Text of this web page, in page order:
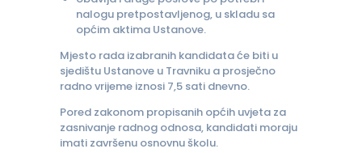
nalogu pretpostavljenog, u skladu sa
općim aktima Ustanove.
Mjesto rada izabranih kandidata će biti u
sjedištu Ustanove u Travniku a prosječno
radno vrijeme iznosi 7,5 sati dnevno.
Pored zakonom propisanih općih uvjeta za
zasnivanje radnog odnosa, kandidati moraju
imati završenu osnovnu školu.